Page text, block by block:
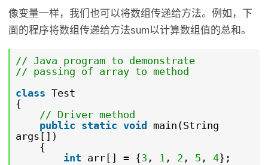
像变量一样，我们也可以将数组传递给方法。例如，下
面的程序将数组传递给方法sum以计算数组值的总和。
// Java program to demonstrate
// passing of array to method
class Test
{
// Driver method
public static void
main(String
args[])
{
int arr[] = {3 , 1 , 2 , 5 , 4};